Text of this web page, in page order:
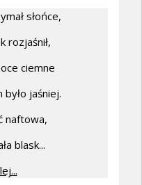
słońce,
rozjaśnił,
ciemne
jaśniej.
naftowa,
blask...